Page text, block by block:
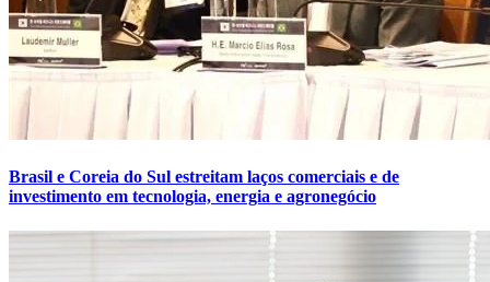
Brasil e Coreia do Sul estreitam laços comerciais e de
investimento em tecnologia, energia e agronegócio